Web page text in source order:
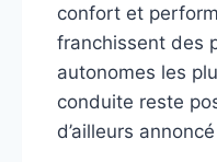
confort et
franchissent des
autonomes les
conduite reste
d’ailleurs